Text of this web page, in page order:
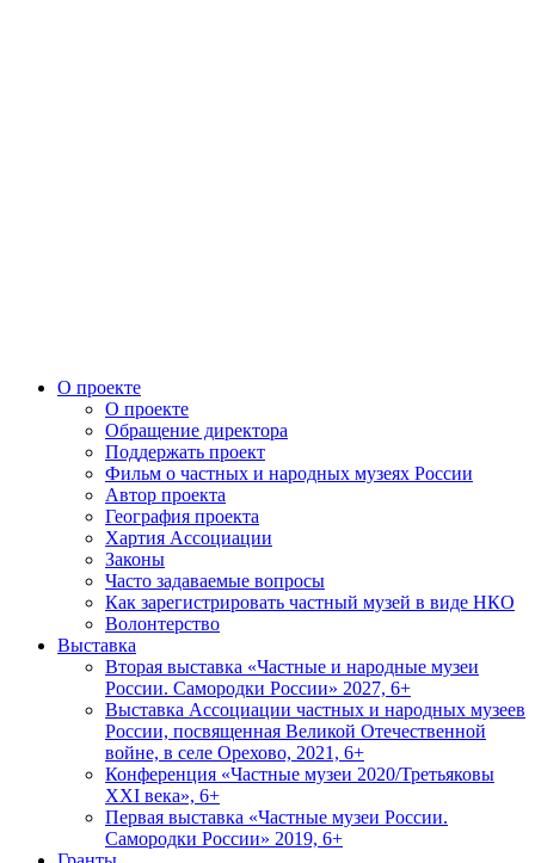
О проекте
О проекте
Обращение директора
Поддержать проект
Фильм о частных и народных музеях России
Автор проекта
География проекта
Хартия Ассоциации
Законы
Часто задаваемые вопросы
Как зарегистрировать частный музей в виде НКО
Волонтерство
Выставка
Вторая выставка «Частные и народные музеи
России. Самородки России» 2027, 6+
Выставка Ассоциации частных и народных музеев
России, посвященная Великой Отечественной
войне, в селе Орехово, 2021, 6+
Конференция «Частные музеи 2020/Третьяковы
XXI века», 6+
Первая выставка «Частные музеи России.
Самородки России» 2019, 6+